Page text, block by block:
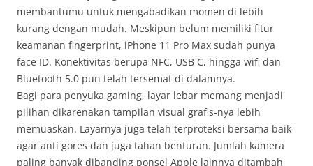
membantumu untuk mengabadikan momen di lebih
kurang dengan mudah. Meskipun belum memiliki fitur
keamanan fingerprint, iPhone 11 Pro Max sudah punya
face ID. Konektivitas berupa NFC, USB C, hingga wifi dan
Bluetooth 5.0 pun telah tersemat di dalamnya.
Bagi para penyuka gaming, layar lebar memang menjadi
pilihan dikarenakan tampilan visual grafis-nya lebih
memuaskan. Layarnya juga telah terproteksi bersama baik
agar anti gores dan juga tahan benturan. Jumlah kamera
paling banyak dibanding ponsel Apple lainnya ditambah